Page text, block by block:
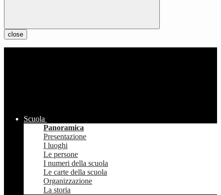
close
Scuola
Panoramica
Presentazione
I luoghi
Le persone
I numeri della scuola
Le carte della scuola
Organizzazione
La storia